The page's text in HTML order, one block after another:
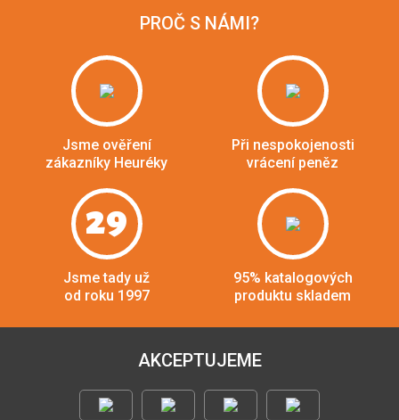
PROČ S NÁMI?
Jsme ověření
zákazníky Heuréky
Při nespokojenosti
vrácení peněz
29
Jsme tady už
od roku 1997
95% katalogových
produktu skladem
AKCEPTUJEME